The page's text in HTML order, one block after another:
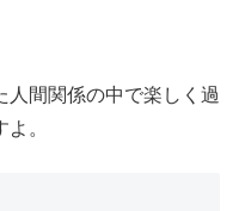
人間関係の中で楽しく過
。